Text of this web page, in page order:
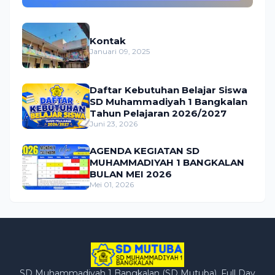
Kontak
Januari 09, 2025
Daftar Kebutuhan Belajar Siswa
SD Muhammadiyah 1 Bangkalan
Tahun Pelajaran 2026/2027
Juni 23, 2026
AGENDA KEGIATAN SD
MUHAMMADIYAH 1 BANGKALAN
BULAN MEI 2026
Mei 01, 2026